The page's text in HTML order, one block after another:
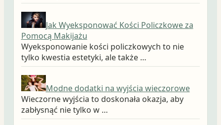
Jak Wyeksponować Kości Policzkowe za
Pomocą Makijażu
Wyeksponowanie kości policzkowych to nie
tylko kwestia estetyki, ale także …
Modne dodatki na wyjścia wieczorowe
Wieczorne wyjścia to doskonała okazja, aby
zabłysnąć nie tylko w …